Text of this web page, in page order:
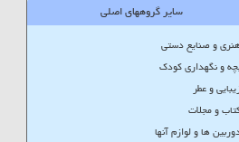
سایر گروههای اصلی
و صنایع دستی
و نگهداری کودک
و عطر
و مجلات
ها و لوازم آنها